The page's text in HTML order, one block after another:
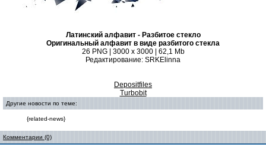
Латинский алфавит - Разбитое стекло
Оригинальный алфавит в виде разбитого стекла
26 PNG | 3000 x 3000 | 62,1 Mb
Редактирование: SRKElinna
Depositfiles
Turbobit
Другие новости по теме:
{related-news}
Комментарии (0)